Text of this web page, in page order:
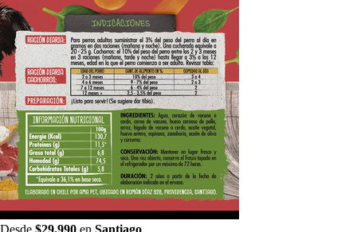
Desde $29.990 en Santiago